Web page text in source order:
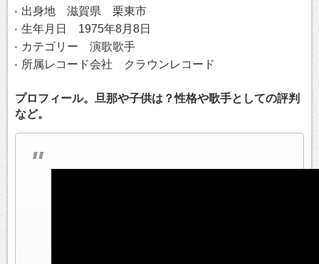
出身地 滋賀県 栗東市
生年月日 1975年8月8日
カテゴリー 演歌歌手
所属レコード会社 クラウンレコード
プロフィール。旦那や子供は？性格や歌手としての評判
など。